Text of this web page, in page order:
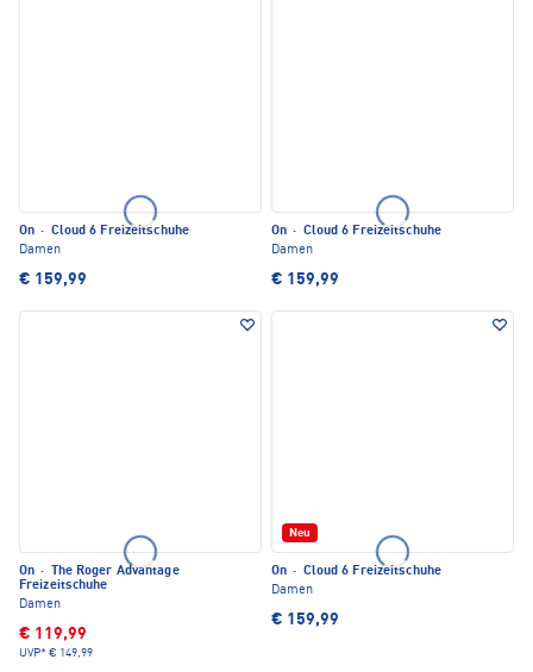
On · Cloud 6 Freizeitschuhe
Damen
€ 159,99
On · Cloud 6 Freizeitschuhe
Damen
€ 159,99
On ·
The Roger Advantage
Freizeitschuhe
Damen
€ 119,99
UVP* € 149,99
Neu
On · Cloud 6 Freizeitschuhe
Damen
€ 159,99